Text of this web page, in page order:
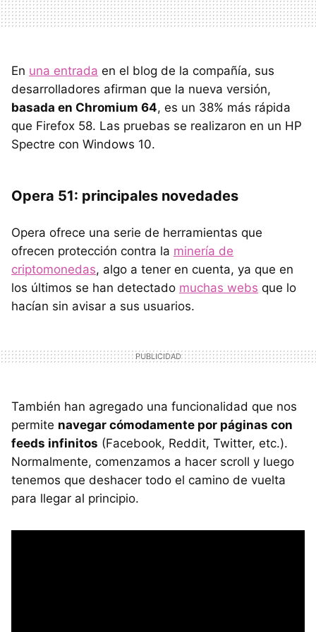
En una entrada en el blog de la compañía, sus
desarrolladores afirman que la nueva versión,
basada en Chromium 64, es un 38% más rápida
que Firefox 58. Las pruebas se realizaron en un HP
Spectre con Windows 10.
Opera 51: principales novedades
Opera ofrece una serie de herramientas que
ofrecen protección contra la minería de
criptomonedas, algo a tener en cuenta, ya que en
los últimos se han detectado muchas webs que lo
hacían sin avisar a sus usuarios.
También han agregado una funcionalidad que nos
permite navegar cómodamente por páginas con
feeds infinitos (Facebook, Reddit, Twitter, etc.).
Normalmente, comenzamos a hacer scroll y luego
tenemos que deshacer todo el camino de vuelta
para llegar al principio.